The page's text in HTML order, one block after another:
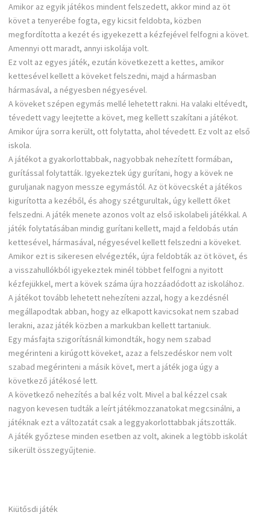
Amikor az egyik játékos mindent felszedett, akkor mind az öt
követ a tenyerébe fogta, egy kicsit feldobta, közben
megfordította a kezét és igyekezett a kézfejével felfogni a követ.
Amennyi ott maradt, annyi iskolája volt.
Ez volt az egyes játék, ezután következett a kettes, amikor
kettesével kellett a köveket felszedni, majd a hármasban
hármasával, a négyesben négyesével.
A köveket szépen egymás mellé lehetett rakni. Ha valaki eltévedt,
tévedett vagy leejtette a követ, meg kellett szakítani a játékot.
Amikor újra sorra került, ott folytatta, ahol tévedett. Ez volt az első
iskola.
A játékot a gyakorlottabbak, nagyobbak nehezített formában,
gurítással folytatták. Igyekeztek úgy gurítani, hogy a kövek ne
guruljanak nagyon messze egymástól. Az öt kövecskét a játékos
kigurította a kezéből, és ahogy szétgurultak, úgy kellett őket
felszedni. A játék menete azonos volt az első iskolabeli játékkal. A
játék folytatásában mindig gurítani kellett, majd a feldobás után
kettesével, hármasával, négyesével kellett felszedni a köveket.
Amikor ezt is sikeresen elvégezték, újra feldobták az öt követ, és
a visszahullókból igyekeztek minél többet felfogni a nyitott
kézfejükkel, mert a kövek száma újra hozzáadódott az iskolához.
A játékot tovább lehetett nehezíteni azzal, hogy a kezdésnél
megállapodtak abban, hogy az elkapott kavicsokat nem szabad
lerakni, azaz játék közben a markukban kellett tartaniuk.
Egy másfajta szigorításnál kimondták, hogy nem szabad
megérinteni a kirúgott köveket, azaz a felszedéskor nem volt
szabad megérinteni a másik követ, mert a játék joga úgy a
következő játékosé lett.
A következő nehezítés a bal kéz volt. Mivel a bal kézzel csak
nagyon kevesen tudták a leírt játékmozzanatokat megcsinálni, a
játéknak ezt a változatát csak a leggyakorlottabbak játszották.
A játék győztese minden esetben az volt, akinek a legtöbb iskolát
sikerült összegyűjtenie.
Kiütősdi játék